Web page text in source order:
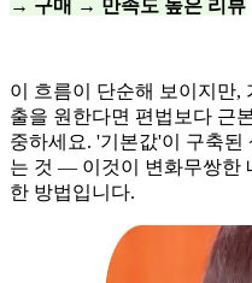
→ 구매 → 만족도 높은 리뷰
이 흐름이 단순해 보이지만,
출을 원한다면 편법보다 근
중하세요. '기본값'이 구축
는 것 — 이것이 변화무쌍한
한 방법입니다.